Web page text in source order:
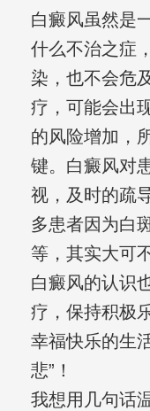
白癜风虽然是
什么不治之症
染，也不会危
疗，可能会出
的风险增加，
键。白癜风对
视，及时的疏
多患者因为白
等，其实大可
白癜风的认识
疗，保持积极
幸福快乐的生
悲”！
我想用几句话